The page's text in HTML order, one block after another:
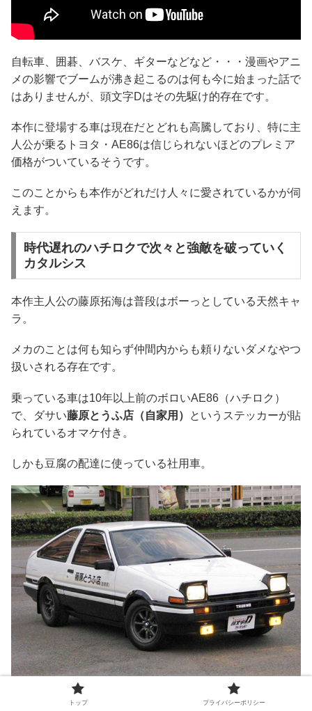
自転車、囲碁、バスケ、ギターなどなど・・・漫画やアニ
メの影響でブームが沸き起こるのは何も今に始まった話で
はありませんが、頭文字Dはその先駆け的存在です。
本作に登場する車は現在だとどれも高騰しており、特に主
人公が乗るトヨタ・AE86は信じられないほどのプレミア
価格がついているそうです。
このことからも本作がどれだけ人々に愛されているかが伺
えます。
時代遅れのハチロクで次々と強敵を破っていく
カタルシス
本作主人公の藤原拓海は普段はボーっとしている天然キャ
ラ。
メカのことは何も知らず仲間内からも頼りないダメなやつ
扱いされる存在です。
乗っている車は10年以上前のボロいAE86（ハチロク）
で、ダサい藤原とうふ店（自家用）
というステッカーが貼
られているオマケ付き。
しかも豆腐の配達に使っている社用車。
とてもじゃありませんが公道バトル用にチューンされた最
トップ プライバシーポリシー